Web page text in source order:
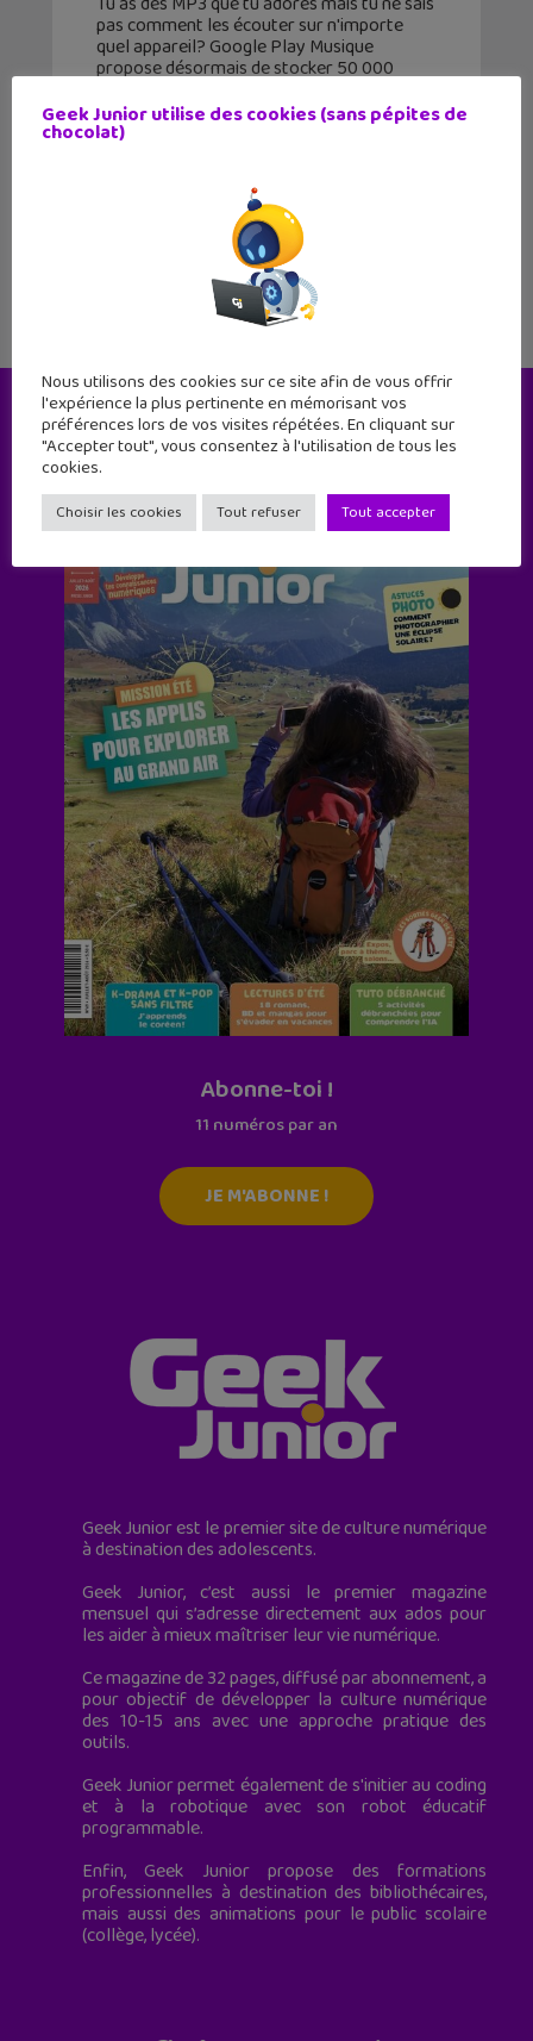
pas comment les écouter sur n'importe
quel appareil? Google Play Musique
propose désormais de stocker 50 000
se fait discret face
3 4
Le magazine
Abonne-toi !
11 numéros par an
JE M'ABONNE !
Geek Junior est le premier site de culture numérique
à destination des adolescents.
Geek Junior, c’est aussi le premier magazine
mensuel qui s’adresse directement aux ados pour
les aider à mieux maîtriser leur vie numérique.
Ce magazine de 32 pages, diffusé par abonnement, a
pour objectif de développer la culture numérique
des 10-15 ans avec une approche pratique des
outils.
Geek Junior permet également de s'initier au coding
et à la robotique avec son robot éducatif
programmable.
Enfin, Geek Junior propose des formations
professionnelles à destination des bibliothécaires,
mais aussi des animations pour le public scolaire
(collège, lycée).
Geek Junior utilise des cookies (sans pépites de
chocolat)
Nous utilisons des cookies sur ce site afin de vous offrir
l'expérience la plus pertinente en mémorisant vos
préférences lors de vos visites répétées. En cliquant sur
"Accepter tout", vous consentez à l'utilisation de tous les
cookies.
Choisir les cookies Tout refuser Tout accepter